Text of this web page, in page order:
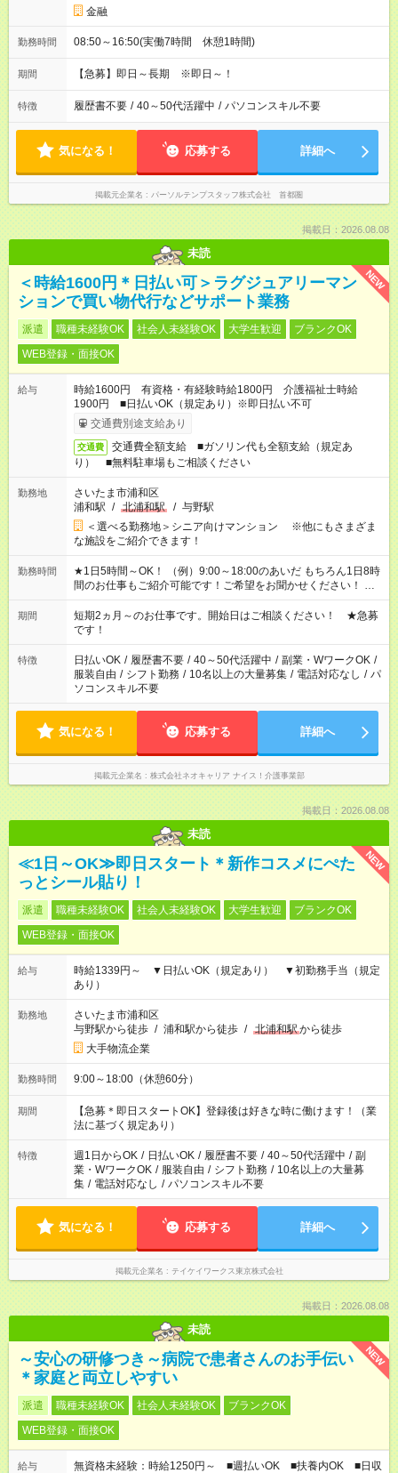
金融
勤務時間 08:50～16:50(実働7時間 休憩1時間)
期間 【急募】即日～長期 ※即日～！
特徴 履歴書不要 / 40～50代活躍中 / パソコンスキル不要
気になる！ 応募する 詳細へ
掲載元企業名 パーソルテンプスタッフ株式会社 首都圏
掲載日：2026.08.08
未読
NEW
＜時給1600円＊日払い可＞ラグジュアリーマン
ションで買い物代行などサポート業務
派遣 職種未経験OK 社会人未経験OK 大学生歓迎
ブランクOK
WEB登録・面接OK
給与
時給1600円 有資格・有経験時給1800円 介護福祉士時給
1900円 ■日払いOK（規定あり）※即日払い不可
交通費別途支給あり
交通費
交通費全額支給 ■ガソリン代も全額支給（規定あ
り） ■無料駐車場もご相談ください
勤務地
さいたま市浦和区
浦和駅 / 北浦和駅 / 与野駅
＜選べる勤務地＞シニア向けマンション ※他にもさまざま
な施設をご紹介できます！
勤務時間
★1日5時間～OK！ （例）9:00～18:00のあいだ もちろん1日8時
間のお仕事もご紹介可能です！ご希望をお聞かせください！ ★
家庭の都合でお休みが必要な場合も遠慮なくご相談ください。
※週最低15時間以上の勤務が必要です
期間
短期2ヵ月～のお仕事です。開始日はご相談ください！ ★急募
です！
特徴 日払いOK / 履歴書不要 / 40～50代活躍中 / 副業・WワークOK /
服装自由 / シフト勤務 / 10名以上の大量募集 / 電話対応なし / パ
ソコンスキル不要
気になる！ 応募する 詳細へ
掲載元企業名 株式会社ネオキャリア ナイス！介護事業部
掲載日：2026.08.08
未読
NEW
≪1日～OK≫即日スタート＊新作コスメにぺた
っとシール貼り！
派遣 職種未経験OK 社会人未経験OK 大学生歓迎
ブランクOK
WEB登録・面接OK
給与
時給1339円～ ▼日払いOK（規定あり） ▼初勤務手当（規定
あり）
勤務地
さいたま市浦和区
与野駅から徒歩 / 浦和駅から徒歩 / 北浦和駅から徒歩
大手物流企業
勤務時間 9:00～18:00（休憩60分）
期間
【急募＊即日スタートOK】登録後は好きな時に働けます！（業
法に基づく規定あり）
特徴 週1日からOK / 日払いOK / 履歴書不要 / 40～50代活躍中 / 副
業・WワークOK / 服装自由 / シフト勤務 / 10名以上の大量募
集 / 電話対応なし / パソコンスキル不要
気になる！ 応募する 詳細へ
掲載元企業名 テイケイワークス東京株式会社
掲載日：2026.08.08
未読
NEW
～安心の研修つき～病院で患者さんのお手伝い
＊家庭と両立しやすい
派遣 職種未経験OK 社会人未経験OK
ブランクOK
WEB登録・面接OK
給与
無資格未経験：時給1250円～ ■週払いOK ■扶養内OK ■日収